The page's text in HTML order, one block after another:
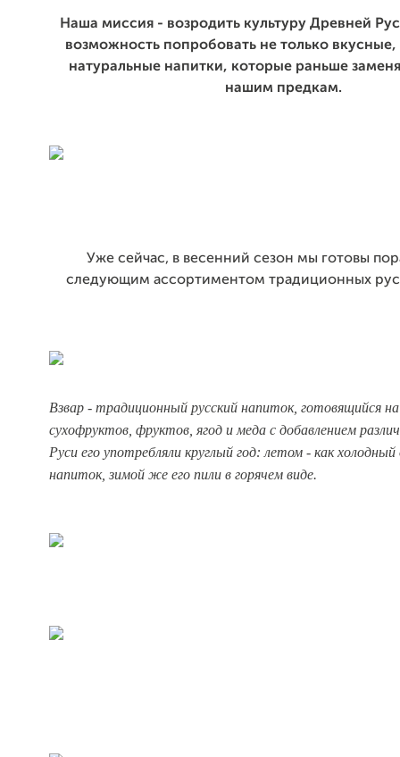
Наша миссия - возродить культуру Древней
возможность попробовать не только
натуральные напитки, которые раньше
нашим предкам.
Уже сейчас, в весенний сезон мы готовы
следующим ассортиментом традиционных
Взвар - традиционный русский напиток, готовящийся на
сухофруктов, фруктов, ягод и меда с добавлением
Руси его употребляли круглый год: летом - как
напиток, зимой же его пили в горячем виде.